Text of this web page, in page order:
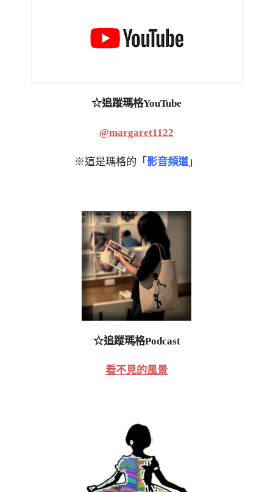
☆追蹤瑪格YouTube
@margaret1122
※這是瑪格的「 影音頻道」
☆追蹤瑪格Podcast
看不見的風景